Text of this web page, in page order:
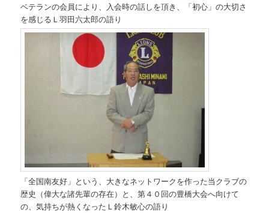
ベテランの会員により、入会時の話しを頂き、「初心」の大切さ
を感じるＬ羽田六太郎の語り
「全国南友好」という、大きなネットワークを作った当クラブの
歴史（偉大な諸先輩の存在）と、第４０回の豊橋大会へ向けて
の、気持ちが熱くなったＬ鈴木敏心の語り